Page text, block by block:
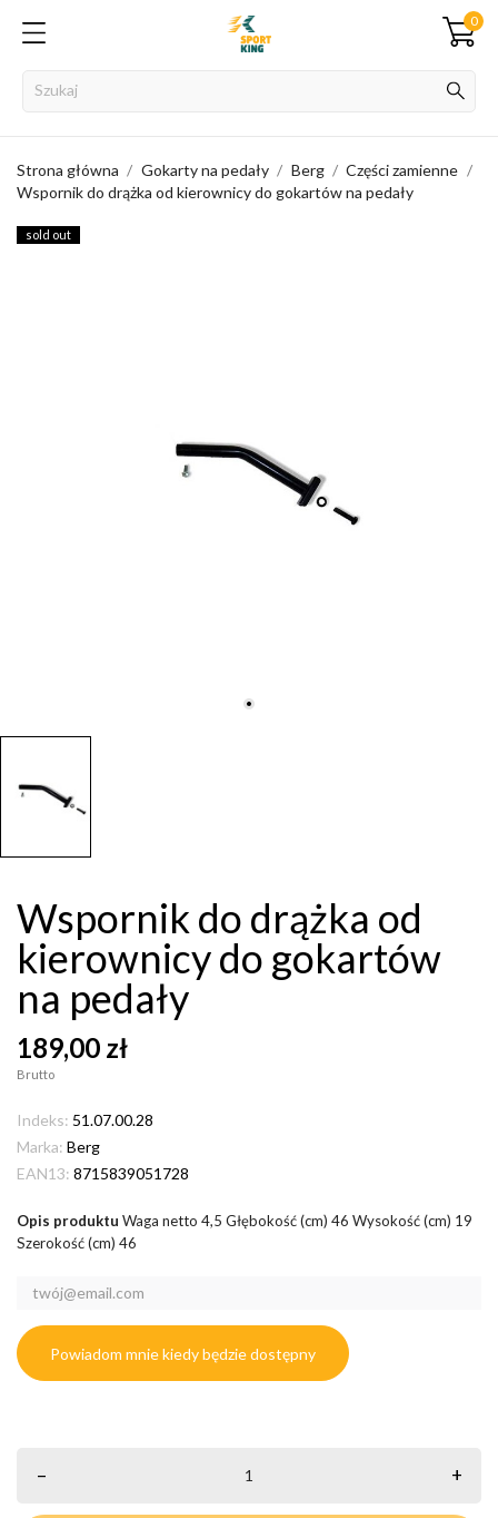
0
Strona główna Gokarty na pedały Berg
Części zamienne
Wspornik do drążka od kierownicy do gokartów na pedały
sold out
Wspornik do drążka od
kierownicy do gokartów
na pedały
189,00 zł
Brutto
Indeks: 51.07.00.28
Marka: Berg
EAN13: 8715839051728
Opis produktu Waga netto 4,5 Głębokość (cm) 46 Wysokość (cm) 19
Szerokość (cm) 46
Powiadom mnie kiedy będzie dostępny
– +